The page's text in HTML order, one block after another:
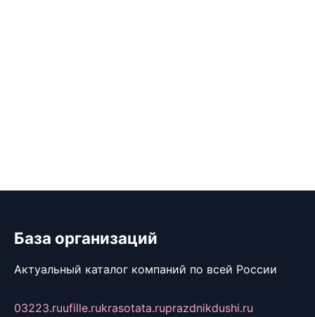
База организаций
Актуальный каталог компаний по всей России
03223.ruufille.rukrasotata.ruprazdnikdushi.ru